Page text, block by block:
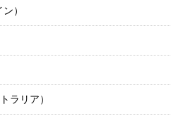
）
ラリア）